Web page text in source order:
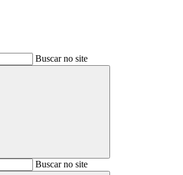
Buscar no site
BuscarBuscar no site